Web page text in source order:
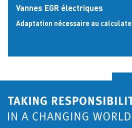
Vannes EGR électriques
Adaptation nécessaire au